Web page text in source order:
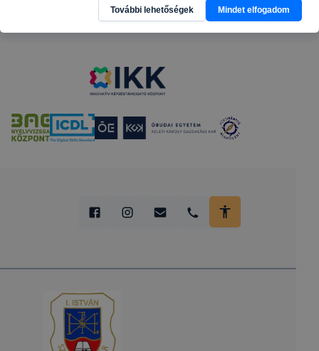
Partnereink
További lehetőségek Mindet elfogadom